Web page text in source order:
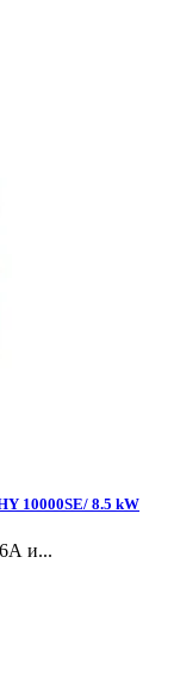
10000SE/ 8.5 kW
и...